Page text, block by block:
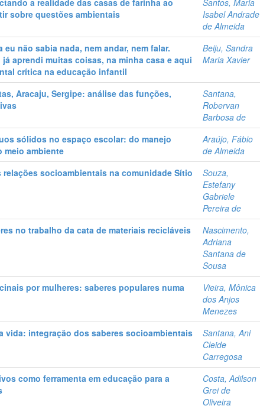
a realidade das casas de farinha ao
sobre questões ambientais
Santos, Maria
Isabel Andrade
de Almeida
não sabia nada, nem andar, nem falar.
aprendi muitas coisas, na minha casa e aqui
crítica na educação infantil
Beiju, Sandra
Maria Xavier
Aracaju, Sergipe: análise das funções,
Santana,
Robervan
Barbosa de
sólidos no espaço escolar: do manejo
meio ambiente
Araújo, Fábio
de Almeida
socioambientais na comunidade Sítio
Souza,
Estefany
Gabriele
Pereira de
no trabalho da cata de materiais recicláveis
Nascimento,
Adriana
Santana de
Sousa
por mulheres: saberes populares numa
Vieira, Mônica
dos Anjos
Menezes
vida: integração dos saberes socioambientais
Santana, Ani
Cleide
Carregosa
como ferramenta em educação para a
Costa, Adilson
Grei de
Oliveira